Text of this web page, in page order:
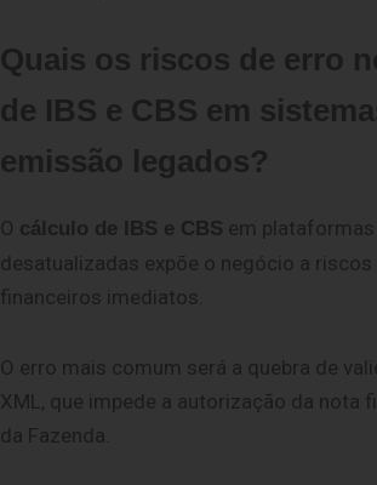
Quais os riscos de erro
de IBS e CBS em
emissão legados?
O cálculo de IBS e CBS em
desatualizadas expõe o negócio a
financeiros imediatos.
O erro mais comum será a quebra de
XML, que impede a autorização da nota
da Fazenda.